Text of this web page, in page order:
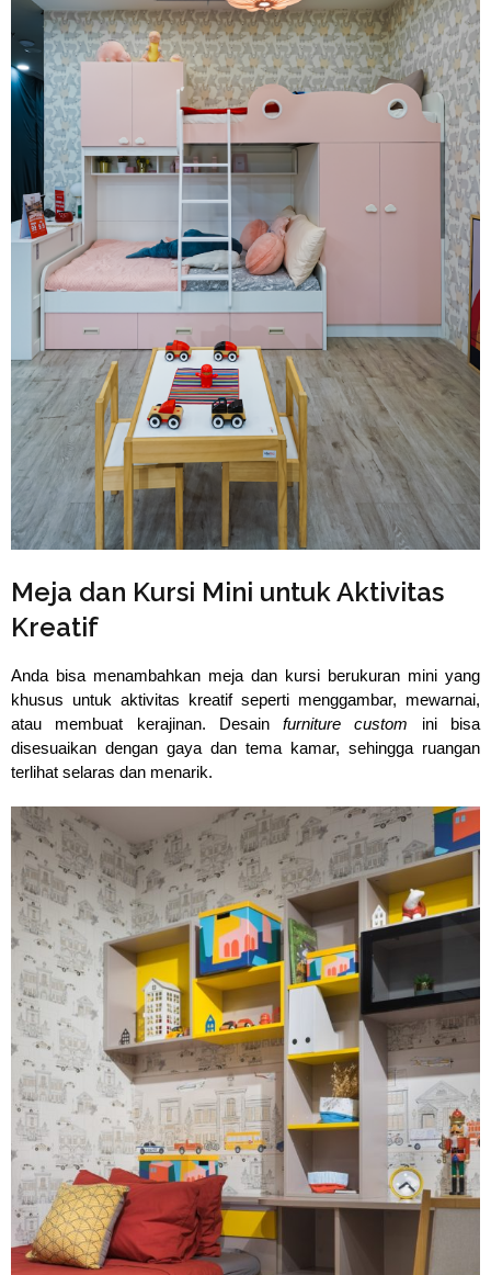
Meja dan Kursi Mini untuk Aktivitas
Kreatif
Anda bisa menambahkan meja dan kursi berukuran mini yang
khusus untuk aktivitas kreatif seperti menggambar, mewarnai,
atau membuat kerajinan. Desain furniture custom ini bisa
disesuaikan dengan gaya dan tema kamar, sehingga ruangan
terlihat selaras dan menarik.